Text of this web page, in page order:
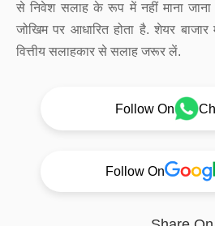
से निवेश सलाह के रूप में नहीं माना जाना
जोखिम पर आधारित होता है. शेयर
वित्तीय सलाहकार से सलाह जरूर लें.
Follow On
Follow On